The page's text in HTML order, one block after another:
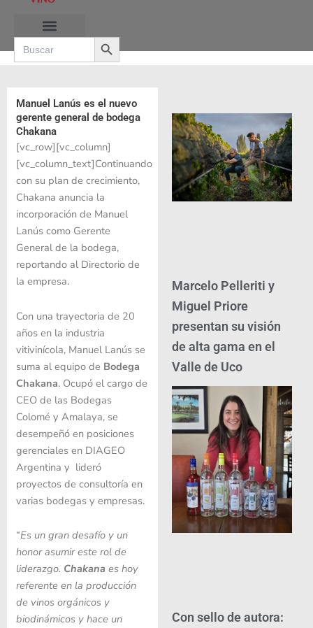
contenido
Search
for:
Search Button
Manuel Lanús es el nuevo
gerente general de bodega
Chakana
[vc_row][vc_column]
[vc_column_text]Continuando
con su plan de crecimiento,
Chakana anuncia la
incorporación de Manuel
Lanús como Gerente
General de la bodega,
reportando al Directorio de
la empresa.
Con una trayectoria de 20
años en la industria
vitivinícola, Manuel Lanús se
suma al equipo de Bodega
Chakana. Ocupó el cargo de
CEO de las Bodegas
Colomé y Amalaya, se
desempeñó en posiciones
gerenciales en DIAGEO
Argentina y lideró
proyectos de consultoría en
varias bodegas y empresas.
“Es un gran desafío y un
honor asumir este rol de
liderazgo. Chakana es hoy
referente en la producción
de vinos orgánicos y
biodinámicos y hace un
Marcelo Pelleriti y
Miguel Priore
presentan su visión
de alta gama en el
Valle de Uco
Con sello de autora: